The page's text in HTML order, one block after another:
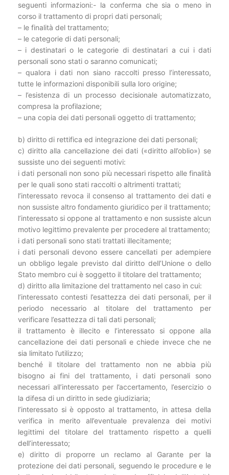
seguenti informazioni:- la conferma che sia o meno in
corso il trattamento di propri dati personali;
– le finalità del trattamento;
– le categorie di dati personali;
– i destinatari o le categorie di destinatari a cui i dati
personali sono stati o saranno comunicati;
– qualora i dati non siano raccolti presso l’interessato,
tutte le informazioni disponibili sulla loro origine;
– l’esistenza di un processo decisionale automatizzato,
compresa la profilazione;
– una copia dei dati personali oggetto di trattamento;
b) diritto di rettifica ed integrazione dei dati personali;
c) diritto alla cancellazione dei dati («diritto all’oblio») se
sussiste uno dei seguenti motivi:
i dati personali non sono più necessari rispetto alle finalità
per le quali sono stati raccolti o altrimenti trattati;
l’interessato revoca il consenso al trattamento dei dati e
non sussiste altro fondamento giuridico per il trattamento;
l’interessato si oppone al trattamento e non sussiste alcun
motivo legittimo prevalente per procedere al trattamento;
i dati personali sono stati trattati illecitamente;
i dati personali devono essere cancellati per adempiere
un obbligo legale previsto dal diritto dell’Unione o dello
Stato membro cui è soggetto il titolare del trattamento;
d) diritto alla limitazione del trattamento nel caso in cui:
l’interessato contesti l’esattezza dei dati personali, per il
periodo necessario al titolare del trattamento per
verificare l’esattezza di tali dati personali;
il trattamento è illecito e l’interessato si oppone alla
cancellazione dei dati personali e chiede invece che ne
sia limitato l’utilizzo;
benché il titolare del trattamento non ne abbia più
bisogno ai fini del trattamento, i dati personali sono
necessari all’interessato per l’accertamento, l’esercizio o
la difesa di un diritto in sede giudiziaria;
l’interessato si è opposto al trattamento, in attesa della
verifica in merito all’eventuale prevalenza dei motivi
legittimi del titolare del trattamento rispetto a quelli
dell’interessato;
e) diritto di proporre un reclamo al Garante per la
protezione dei dati personali, seguendo le procedure e le